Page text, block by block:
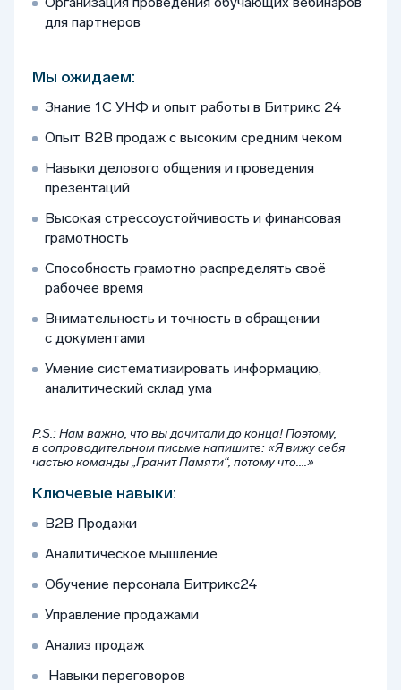
для партнеров
Мы ожидаем:
Знание 1С УНФ и опыт работы в Битрикс 24
Опыт B2B продаж с высоким средним чеком
Навыки делового общения и проведения
презентаций
Высокая стрессоустойчивость и финансовая
грамотность
Способность грамотно распределять своё
рабочее время
Внимательность и точность в обращении
с документами
Умение систематизировать информацию,
аналитический склад ума
P.S.: Нам важно, что вы дочитали до конца! Поэтому,
в сопроводительном письме напишите: «Я вижу себя
частью команды „Гранит Памяти“, потому что....»
Ключевые навыки:
B2B Продажи
Аналитическое мышление
Обучение персонала Битрикс24
Управление продажами
Анализ продаж
Навыки переговоров